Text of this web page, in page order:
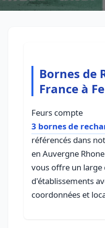
Bornes de
France à
Feurs compte
3 bornes de
référencés dans
en Auvergne
vous offre un large
d'établissements
coordonnées et